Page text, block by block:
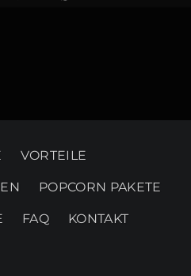
VORTEILE
POPCORN PAKETE
FAQ KONTAKT